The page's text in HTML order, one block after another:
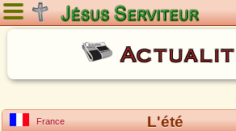
Samedi 8 août
France L'été